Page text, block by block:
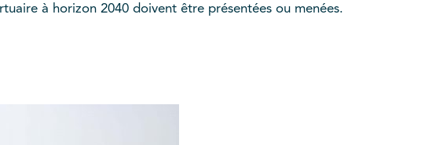
à horizon 2040 doivent être présentées ou menées.